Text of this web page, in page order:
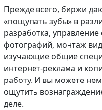
Прежде всего, биржи
«пощупать зубы» в
разработка,
фотографий, монтаж
изучающие общие
интернет-реклама и
работу. И вы можете
ощутить
деле.